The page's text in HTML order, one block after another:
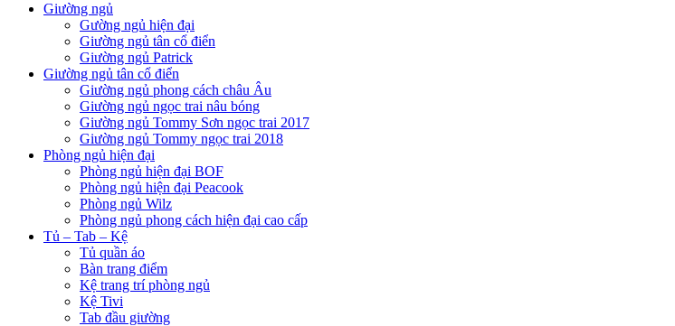
Giường ngủ
Gường ngủ hiện đại
Giường ngủ tân cổ điển
Giường ngủ Patrick
Giường ngủ tân cổ điển
Giường ngủ phong cách châu Âu
Giường ngủ ngọc trai nâu bóng
Giường ngủ Tommy Sơn ngọc trai 2017
Giường ngủ Tommy ngọc trai 2018
Phòng ngủ hiện đại
Phòng ngủ hiện đại BOF
Phòng ngủ hiện đại Peacook
Phòng ngủ Wilz
Phòng ngủ phong cách hiện đại cao cấp
Tủ – Tab – Kệ
Tủ quần áo
Bàn trang điểm
Kệ trang trí phòng ngủ
Kệ Tivi
Tab đầu giường